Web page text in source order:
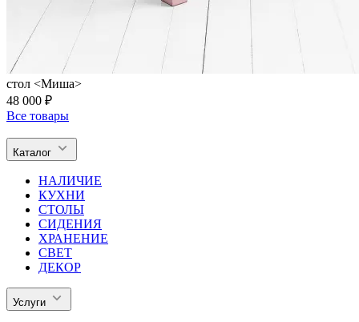
стол <Миша>
48 000 ₽
Все товары
Каталог
НАЛИЧИЕ
КУХНИ
СТОЛЫ
СИДЕНИЯ
ХРАНЕНИЕ
СВЕТ
ДЕКОР
Услуги